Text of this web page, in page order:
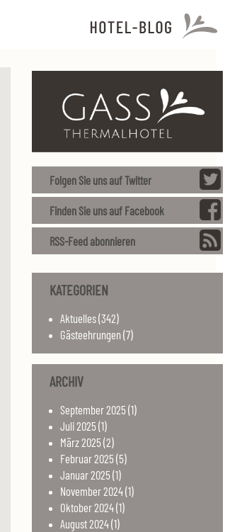
Folgen Sie uns auf Twitter
Finden Sie uns auf Facebook
RSS-Feed abonnieren
KATEGORIEN
Aktuelles(342)
Gästeehrungen (7)
ARCHIV
September2025(1)
Juli2025(1)
März2025(2)
Februar2025(5)
Januar2025(1)
November2024(1)
Oktober2024(1)
August2024(1)